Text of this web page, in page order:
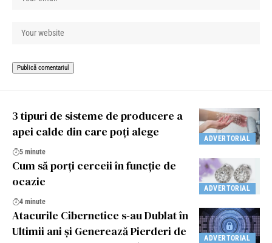
ADVERTORIAL
3 tipuri de sisteme de producere a
apei calde din care poți alege
5 minute
ADVERTORIAL
Cum să porți cerceii în funcție de
ocazie
4 minute
ADVERTORIAL
Atacurile Cibernetice s-au Dublat în
Ultimii ani și Generează Pierderi de